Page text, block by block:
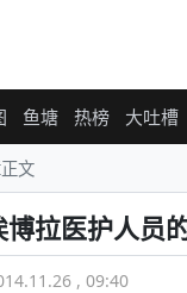
鱼塘 热榜 大吐槽
文
拉医护人员
, 09:40